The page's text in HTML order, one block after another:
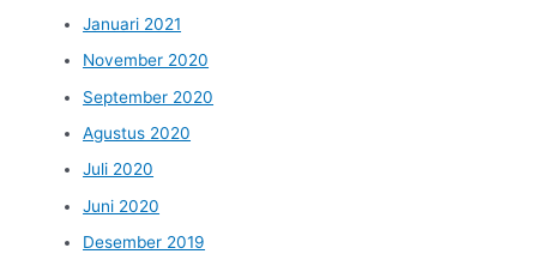
Januari 2021
November 2020
September 2020
Agustus 2020
Juli 2020
Juni 2020
Desember 2019